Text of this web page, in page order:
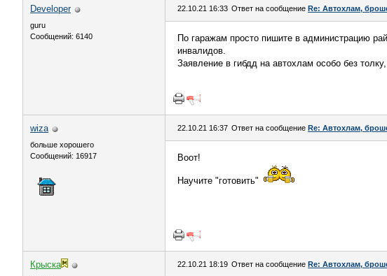
Developer
guru
Сообщений: 6140
22.10.21 16:33 Ответ на сообщение Re: Автохлам,
По гаражам просто пишите в администрацию
инвалидов.
Заявление в гибдд на автохлам особо без
wiza
больше хорошего
Сообщений: 16917
22.10.21 16:37 Ответ на сообщение Re: Автохлам,
Воот!
Научите "готовить"
Крыска 22.10.21 18:19 Ответ на сообщение Re: Автохлам,